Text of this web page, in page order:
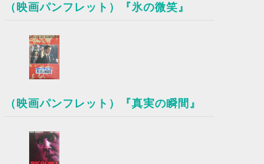
（映画パンフレット）『氷の微笑』
（映画パンフレット）『真実の瞬間』